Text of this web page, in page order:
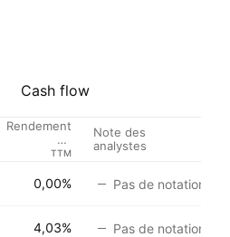
Cash flow
Rendement
du
Dividende %
TTM
Note des
analystes
0,00% Pas de notation
4,03% Pas de notation